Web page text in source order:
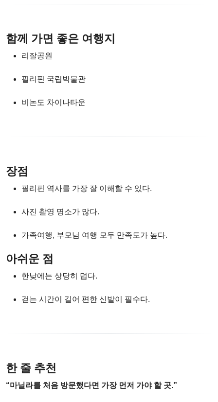
함께 가면 좋은 여행지
리잘공원
필리핀 국립박물관
비논도 차이나타운
장점
필리핀 역사를 가장 잘 이해할 수 있다.
사진 촬영 명소가 많다.
가족여행, 부모님 여행 모두 만족도가 높다.
아쉬운 점
한낮에는 상당히 덥다.
걷는 시간이 길어 편한 신발이 필수다.
한 줄 추천
“마닐라를 처음 방문했다면 가장 먼저 가야 할 곳.”